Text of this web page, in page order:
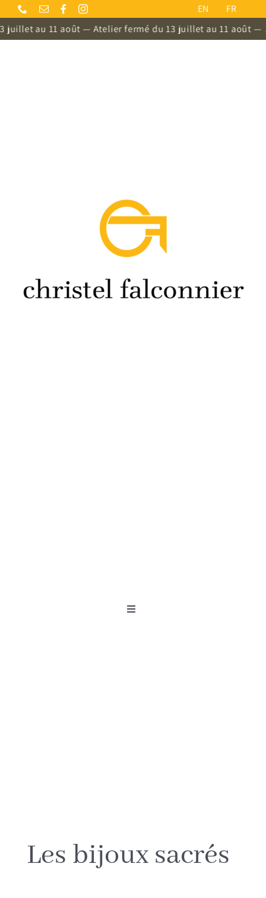
Passer
au
contenu
EN
FR
au 11 août — Atelier fermé du 13 juillet au 11 août —
Activer/Désactiver
Les bijoux sacrés